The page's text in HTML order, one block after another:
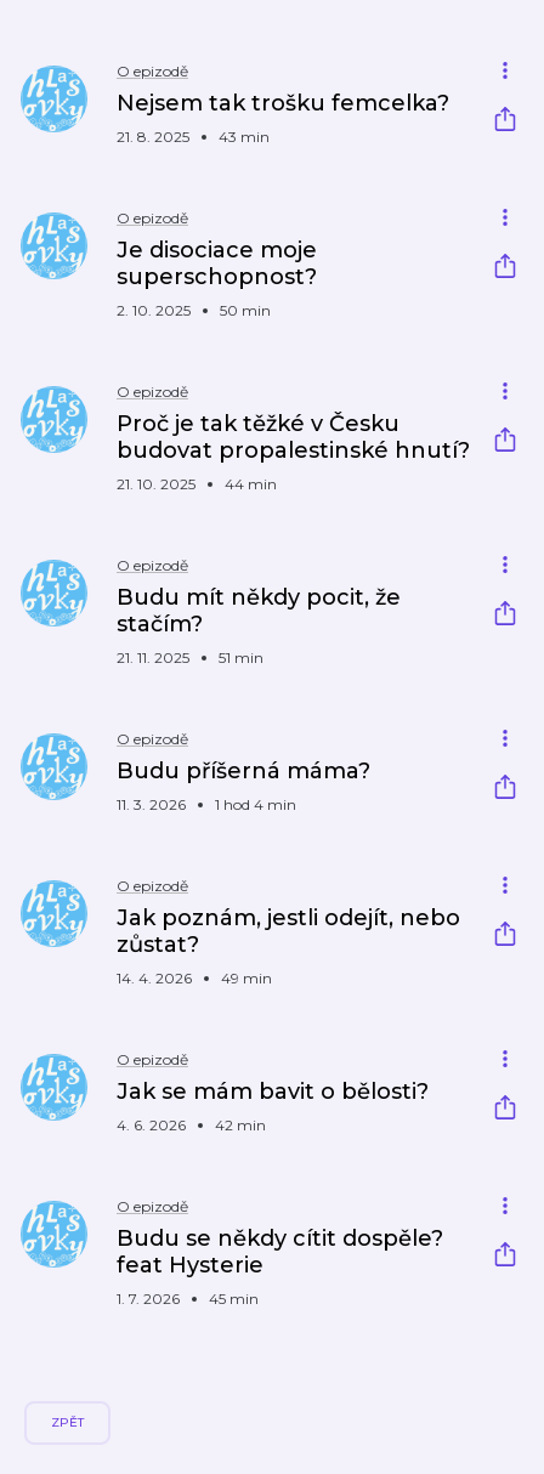
O epizodě
Nejsem tak trošku femcelka?
21. 8. 2025 43 min
O epizodě
Je disociace moje
superschopnost?
2. 10. 2025 50 min
O epizodě
Proč je tak těžké v Česku
budovat propalestinské hnutí?
21. 10. 2025 44 min
O epizodě
Budu mít někdy pocit, že
stačím?
21. 11. 2025 51 min
O epizodě
Budu příšerná máma?
11. 3. 2026 1 hod 4 min
O epizodě
Jak poznám, jestli odejít, nebo
zůstat?
14. 4. 2026 49 min
O epizodě
Jak se mám bavit o bělosti?
4. 6. 2026 42 min
O epizodě
Budu se někdy cítit dospěle?
feat Hysterie
1. 7. 2026 45 min
ZPĚT